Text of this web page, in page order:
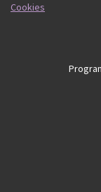
Cookies